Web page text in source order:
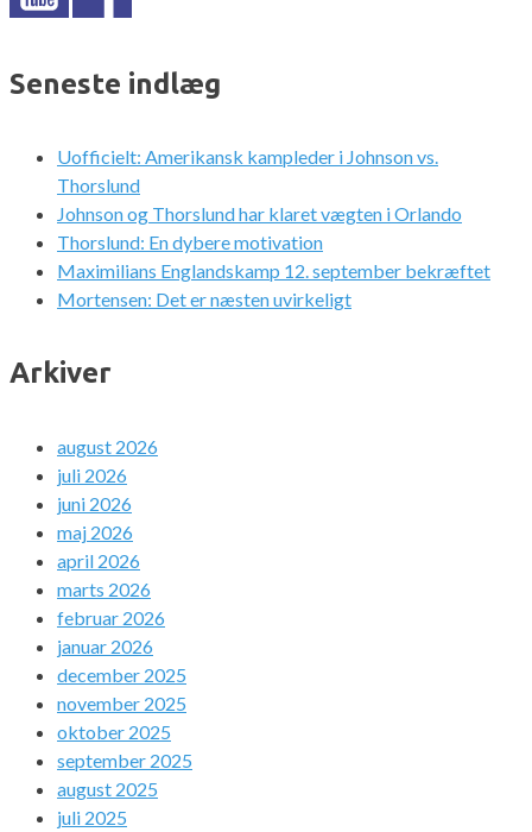
Seneste indlæg
Uofficielt: Amerikansk kampleder i Johnson vs.
Thorslund
Johnson og Thorslund har klaret vægten i Orlando
Thorslund: En dybere motivation
Maximilians Englandskamp 12. september bekræftet
Mortensen: Det er næsten uvirkeligt
Arkiver
august 2026
juli 2026
juni 2026
maj 2026
april 2026
marts 2026
februar 2026
januar 2026
december 2025
november 2025
oktober 2025
september 2025
august 2025
juli 2025